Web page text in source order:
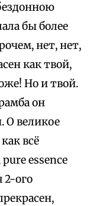
бы более
нет, нет,
как твой,
Но и твой.
он
О великое
всё
essence
2-ого